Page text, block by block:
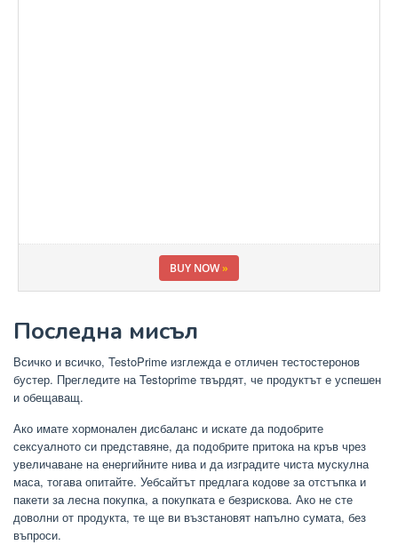
BUY NOW»
Последна мисъл
Всичко и всичко, TestoPrime изглежда е отличен тестостеронов
бустер. Прегледите на Testoprime твърдят, че продуктът е успешен
и обещаващ.
Ако имате хормонален дисбаланс и искате да подобрите
сексуалното си представяне, да подобрите притока на кръв чрез
увеличаване на енергийните нива и да изградите чиста мускулна
маса, тогава опитайте. Уебсайтът предлага кодове за отстъпка и
пакети за лесна покупка, а покупката е безрискова. Ако не сте
доволни от продукта, те ще ви възстановят напълно сумата, без
въпроси.